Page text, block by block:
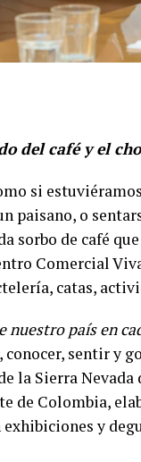
del café y el
si
paisano, o
sorbo de café
Comercial
catas,
nuestro país en
sentir y
la Sierra
de Colombia,
exhibiciones y